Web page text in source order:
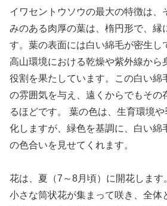
イワセントウソウの最大の特徴は、
みのある肉厚の葉は、楕円形で、縁
す。葉の表面には白い綿毛が密生し
高山環境における乾燥や紫外線から
役割を果たしています。この白い綿
の雰囲気を与え、遠くからでもその
るほどです。 葉の色は、生育環境
化しますが、緑色を基調に、白い綿
の色合いを見せてくれます。
花は、夏（7～8月頃）に開花します
小さな筒状花が集まって咲き、全体